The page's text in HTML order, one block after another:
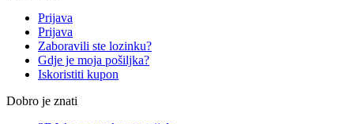
Prijava
Prijava
Zaboravili ste lozinku?
Gdje je moja pošiljka?
Iskoristiti kupon
Dobro je znati